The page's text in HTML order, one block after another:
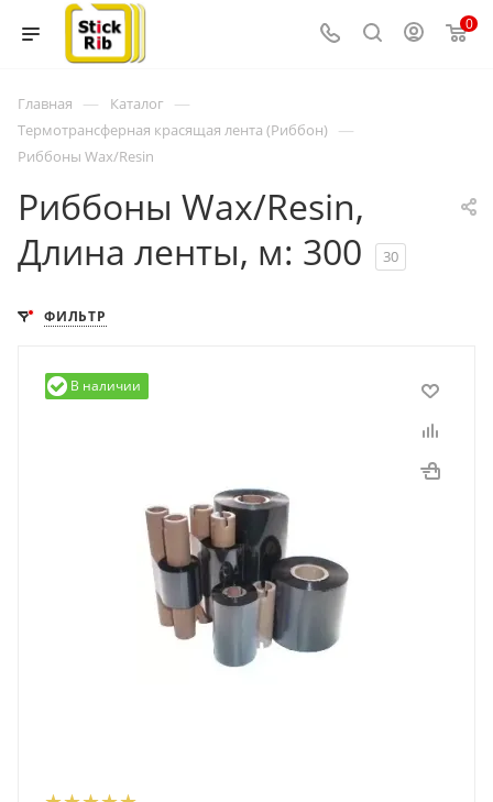
0
Главная — Каталог —
Термотрансферная красящая лента (Риббон) —
Риббоны Wax/Resin
Риббоны Wax/Resin,
Длина ленты, м: 300
30
ФИЛЬТР
В наличии